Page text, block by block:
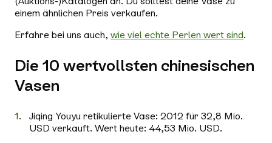
einem ähnlichen Preis verkaufen.
Erfahre bei uns auch, wie viel echte Perlen wert sind.
Die 10 wertvollsten chinesischen
Vasen
Jiqing Youyu retikulierte Vase: 2012 für 32,8 Mio.
USD verkauft. Wert heute: 44,53 Mio. USD.